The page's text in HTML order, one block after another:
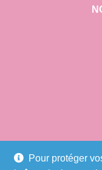
Pour protéger